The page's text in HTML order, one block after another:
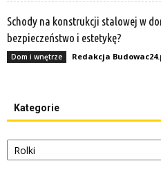
Schody na konstrukcji stalowej w
bezpieczeństwo i estetykę?
Dom i wnętrze Redakcja
Kategorie
Kategorie